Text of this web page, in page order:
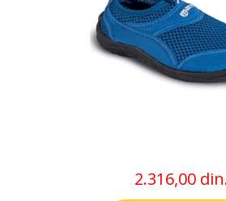
2.316,00